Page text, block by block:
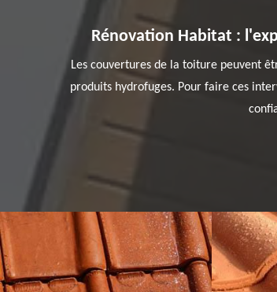
Rénovation Habitat :
Les couvertures de la toiture peuvent
produits hydrofuges. Pour faire ces